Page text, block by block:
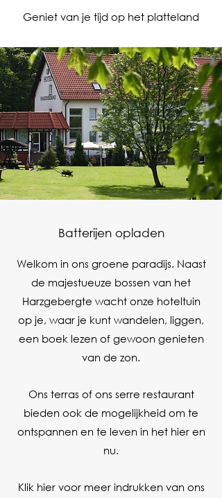
Geniet van je tijd op het platteland
Batterijen opladen
Welkom in ons groene paradijs. Naast
de majestueuze bossen van het
Harzgebergte wacht onze hoteltuin
op je, waar je kunt wandelen, liggen,
een boek lezen of gewoon genieten
van de zon.
Ons terras of ons serre restaurant
bieden ook de mogelijkheid om te
ontspannen en te leven in het hier en
nu.
Klik hier voor meer indrukken van ons